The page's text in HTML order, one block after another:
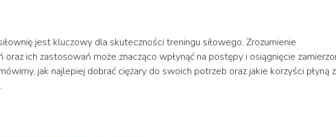
jest kluczowy dla skuteczności treningu siłowego. Zrozumienie
ich zastosowań może znacząco wpłynąć na postępy i osiągnięcie
jak najlepiej dobrać ciężary do swoich potrzeb oraz jakie korzyści płyną z